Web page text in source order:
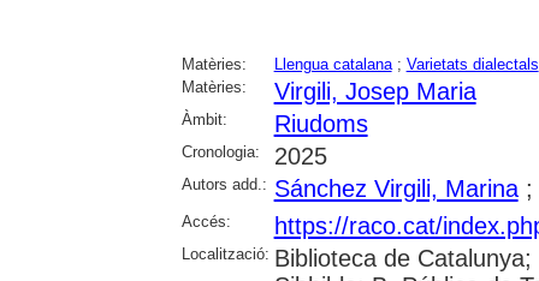
Matèries: Llengua catalana; Varietats dialectals
Matèries:
Virgili, Josep Maria
Àmbit: Riudoms
Cronologia: 2025
Autors add.: Sánchez Virgili, Marina;
Accés: https://raco.cat/
Localització: Biblioteca de